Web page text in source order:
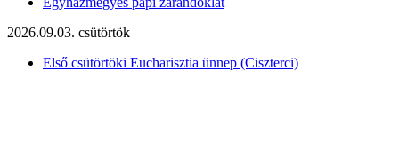
2026.09.03. csütörtök
Első csütörtöki Eucharisztia ünnep (Ciszterci)